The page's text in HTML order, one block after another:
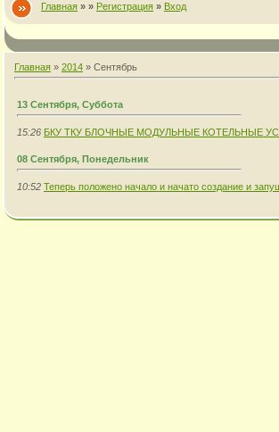
Главная » » Регистрация » Вход
Главная » 2014 » Сентябрь
13 Сентября, Суббота
15:26 БКУ ТКУ БЛОЧНЫЕ МОДУЛЬНЫЕ КОТЕЛЬНЫЕ
08 Сентября, Понедельник
10:52 Теперь положено начало и начато создание и